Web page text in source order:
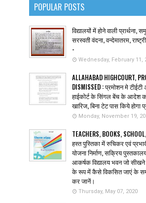
POPULAR POSTS
विद्यालयों में होने वाली प्रार्थना,
सरस्वती वंदना, वन्देमातरम,
-
Wednesday, February 11,
ALLAHABAD HIGHCOURT,
DISMISSED : प्रमोशन मे टीईटी
हाईकोर्ट के सिंगल बेंच के आदेश
खारिज, बिना टेट पास किये होगा
Monday, November 19,
TEACHERS, BOOKS,
हस्त पुस्तिका में रुचिकर एवं
योजना निर्माण, सक्रिय
आकर्षक विद्यालय भवन जो
के रूप में कैसे विकसित जाएं के
कर जानें।
Thursday, May 07, 2020